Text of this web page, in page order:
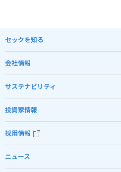
セックを知る
会社情報
サステナビリティ
投資家情報
採用情報
ニュース